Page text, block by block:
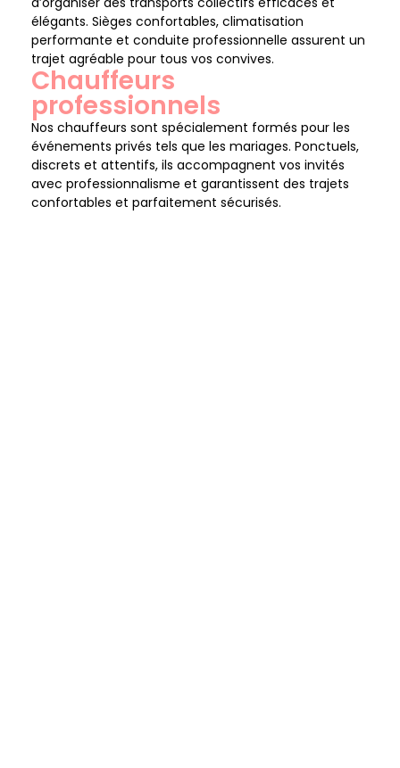
élégants. Sièges confortables, climatisation
performante et conduite professionnelle assurent un
trajet agréable pour tous vos convives.
Chauffeurs
professionnels
Nos chauffeurs sont spécialement formés pour les
événements privés tels que les mariages. Ponctuels,
discrets et attentifs, ils accompagnent vos invités
avec professionnalisme et garantissent des trajets
confortables et parfaitement sécurisés.